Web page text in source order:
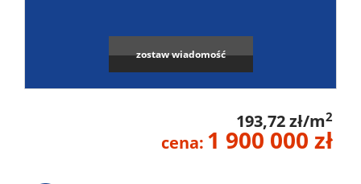
zostaw wiadomość
193,72 zł/m2
cena: 1 900 000 zł